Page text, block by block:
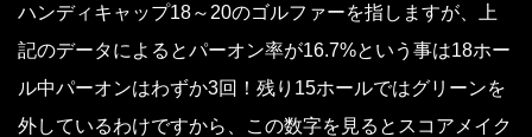
ハンディキャップ18～20のゴルファーを指しますが、上
記のデータによるとパーオン率が16.7%という事は18ホー
ル中パーオンはわずか3回！残り15ホールではグリーンを
外しているわけですから、この数字を見るとスコアメイク